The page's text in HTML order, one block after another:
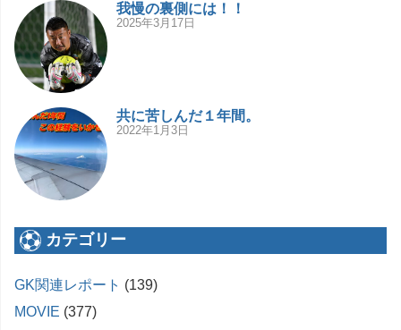
我慢の裏側には！！
2025年3月17日
共に苦しんだ１年間。
2022年1月3日
カテゴリー
GK関連レポート (139)
MOVIE (377)